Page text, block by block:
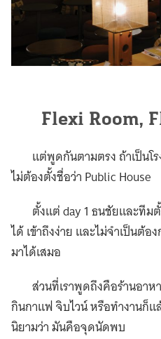
Flexi Room,
แต่พูดกันตามตรง ถ้าเป็นโ
ไม่ต้องตั้งชื่อว่า Public House
ตั้งแต่ day 1 ธนชัยและทีม
ได้ เข้าถึงง่าย และไม่จำเป็นต้
มาได้เสมอ
ส่วนที่เราพูดถึงคือร้านอาห
กินกาแฟ จิบไวน์ หรือทำงานก็แ
นิยามว่า มันคือจุดนัดพบ